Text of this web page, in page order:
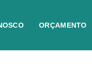
ORÇAMENTO